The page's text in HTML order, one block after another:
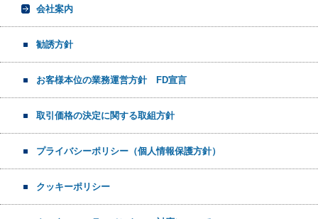
会社案内
勧誘方針
お客様本位の業務運営方針 FD宣言
取引価格の決定に関する取組方針
プライバシーポリシー（個人情報保護方針）
クッキーポリシー